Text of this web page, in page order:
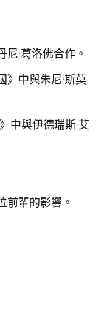
·葛洛佛合作。
》中與朱尼·斯莫
中與伊德瑞斯·艾
前輩的影響。